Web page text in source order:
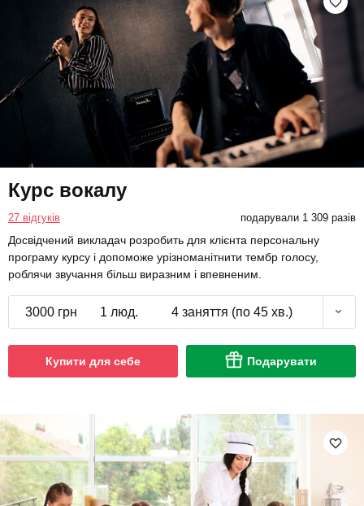
Курс вокалу
27 відгуків подарували 1 309 разів
Досвідчений викладач розробить для клієнта персональну
програму курсу і допоможе урізноманітнити тембр голосу,
роблячи звучання більш виразним і впевненим.
3000 грн 1 люд. 4 заняття (по 45 хв.)
Купити для себе Подарувати